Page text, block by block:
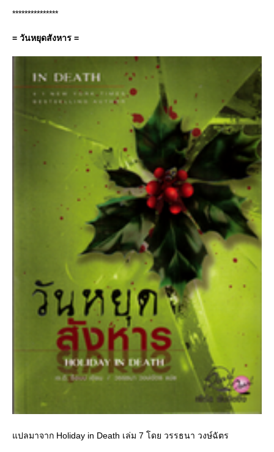
***************
= วันหยุดสังหาร =
ปลมาจาก Holiday in Death เล่ม 7 โดย วรรธนา วงษ์ฉัตร